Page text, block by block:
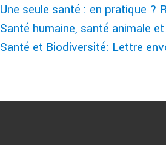
Une seule santé : en pratique ?
Santé humaine, santé animale
Santé et Biodiversité: Lettre